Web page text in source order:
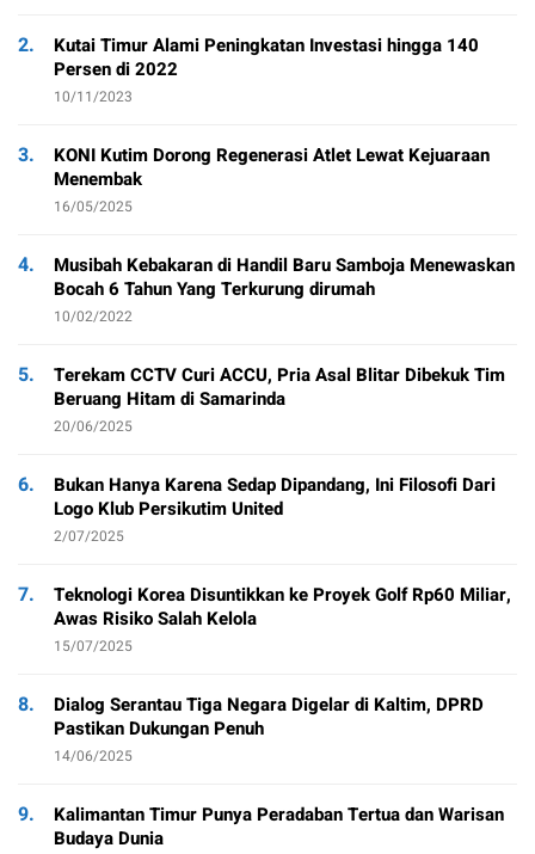
2.
Kutai Timur Alami Peningkatan Investasi hingga 140
Persen di 2022
10/11/2023
3.
KONI Kutim Dorong Regenerasi Atlet Lewat Kejuaraan
Menembak
16/05/2025
4.
Musibah Kebakaran di Handil Baru Samboja Menewaskan
Bocah 6 Tahun Yang Terkurung dirumah
10/02/2022
5.
Terekam CCTV Curi ACCU, Pria Asal Blitar Dibekuk Tim
Beruang Hitam di Samarinda
20/06/2025
6.
Bukan Hanya Karena Sedap Dipandang, Ini Filosofi Dari
Logo Klub Persikutim United
2/07/2025
7.
Teknologi Korea Disuntikkan ke Proyek Golf Rp60 Miliar,
Awas Risiko Salah Kelola
15/07/2025
8.
Dialog Serantau Tiga Negara Digelar di Kaltim, DPRD
Pastikan Dukungan Penuh
14/06/2025
9.
Kalimantan Timur Punya Peradaban Tertua dan Warisan
Budaya Dunia